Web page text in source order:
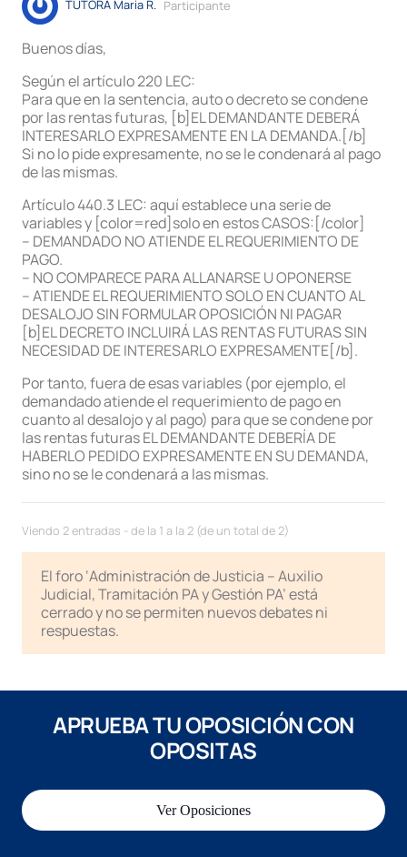
TUTORA Maria R. Participante
Buenos días,
Según el artículo 220 LEC:
Para que en la sentencia, auto o decreto se condene
por las rentas futuras, [b]EL DEMANDANTE DEBERÁ
INTERESARLO EXPRESAMENTE EN LA DEMANDA.[/b]
Si no lo pide expresamente, no se le condenará al pago
de las mismas.
Artículo 440.3 LEC: aquí establece una serie de
variables y [color=red]solo en estos CASOS:[/color]
– DEMANDADO NO ATIENDE EL REQUERIMIENTO DE
PAGO.
– NO COMPARECE PARA ALLANARSE U OPONERSE
– ATIENDE EL REQUERIMIENTO SOLO EN CUANTO AL
DESALOJO SIN FORMULAR OPOSICIÓN NI PAGAR
[b]EL DECRETO INCLUIRÁ LAS RENTAS FUTURAS SIN
NECESIDAD DE INTERESARLO EXPRESAMENTE[/b].
Por tanto, fuera de esas variables (por ejemplo, el
demandado atiende el requerimiento de pago en
cuanto al desalojo y al pago) para que se condene por
las rentas futuras EL DEMANDANTE DEBERÍA DE
HABERLO PEDIDO EXPRESAMENTE EN SU DEMANDA,
sino no se le condenará a las mismas.
Viendo 2 entradas - de la 1 a la 2 (de un total de 2)
El foro ‘Administración de Justicia – Auxilio
Judicial, Tramitación PA y Gestión PA’ está
cerrado y no se permiten nuevos debates ni
respuestas.
APRUEBA TU OPOSICIÓN CON
OPOSITAS
Ver Oposiciones